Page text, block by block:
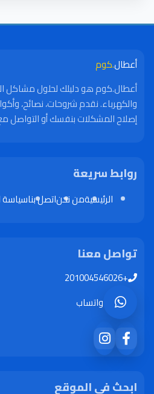
أعطال.كوم
أعطال.كوم هو دليلك لحلول مشاكل
والكهرباء. نقدم شروحات، نصائح،
إصلاح المشكلات بنفسك أو التواصل
روابط سريعة
الرئيسيةمن نحناتصل بنا
تواصل معنا
+201004546026
واتساب
ابحث في الموقع